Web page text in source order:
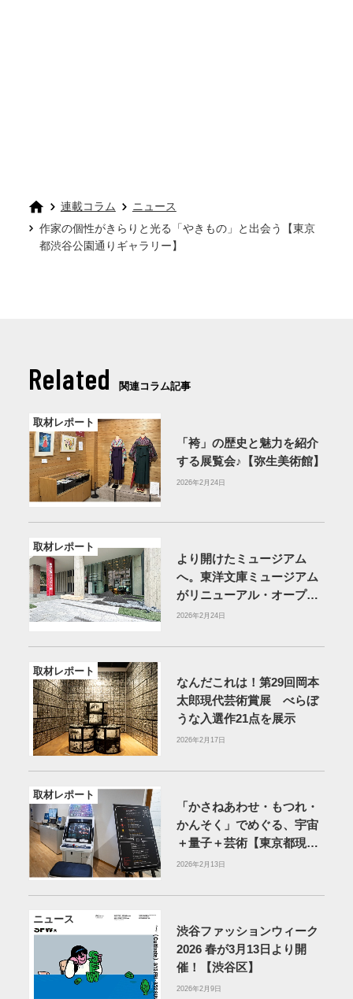
連載コラム
ニュース
作家の個性がきらりと光る「やきもの」と出会う【東京
都渋谷公園通りギャラリー】
Related 関連コラム記事
取材レポート
「袴」の歴史と魅力を紹介
する展覧会♪【弥生美術館】
2026年2月24日
取材レポート
より開けたミュージアム
へ。東洋文庫ミュージアム
がリニューアル・オープン
【東京・文京区】
2026年2月24日
取材レポート
なんだこれは！第29回岡本
太郎現代芸術賞展 べらぼ
うな入選作21点を展示
2026年2月17日
取材レポート
「かさねあわせ・もつれ・
かんそく」でめぐる、宇宙
＋量子＋芸術【東京都現代
美術館】
2026年2月13日
ニュース
渋谷ファッションウィーク
2026 春が3月13日より開
催！【渋谷区】
2026年2月9日